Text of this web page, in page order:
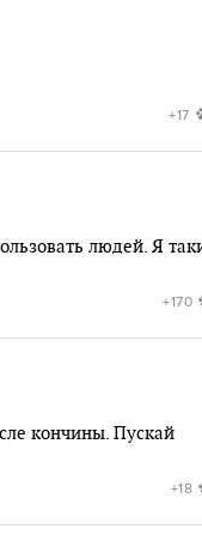
+17
людей. Я
+170
кончины. Пускай
+18